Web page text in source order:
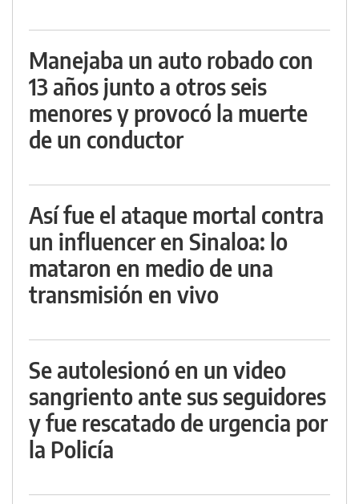
Manejaba un auto robado con
13 años junto a otros seis
menores y provocó la muerte
de un conductor
Así fue el ataque mortal contra
un influencer en Sinaloa: lo
mataron en medio de una
transmisión en vivo
Se autolesionó en un video
sangriento ante sus seguidores
y fue rescatado de urgencia por
la Policía